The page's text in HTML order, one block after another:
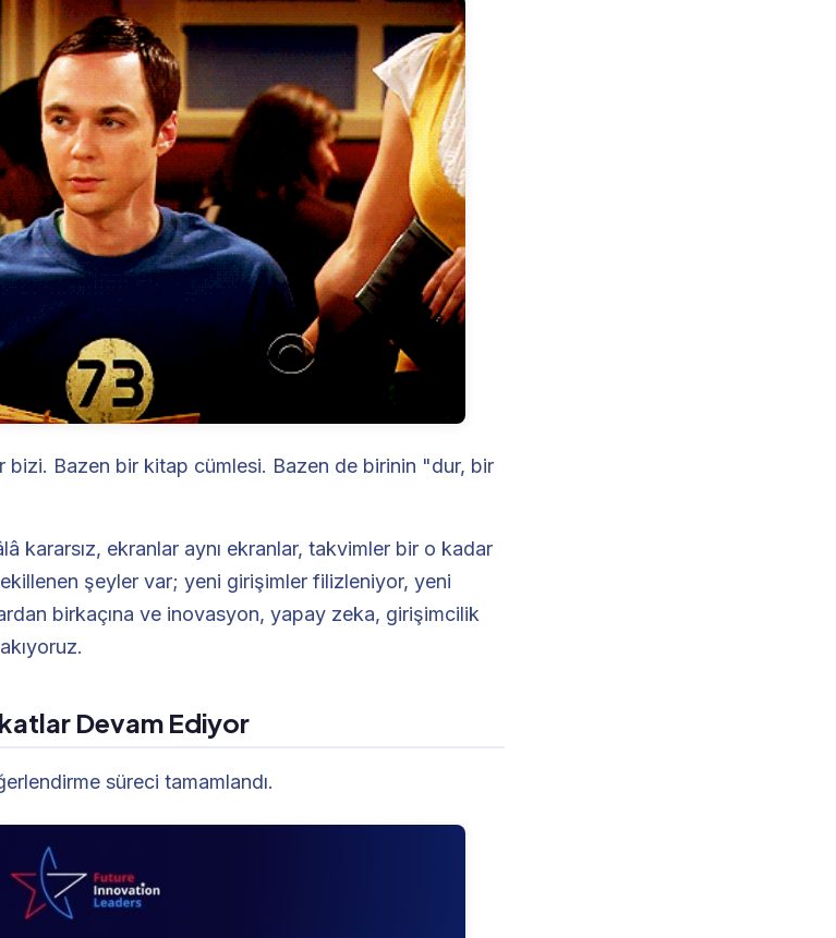
bizi. Bazen bir kitap cümlesi. Bazen de birinin "dur, bir
kararsız, ekranlar aynı ekranlar, takvimler bir o kadar
şeyler var; yeni girişimler filizleniyor, yeni
birkaçına ve inovasyon, yapay zeka, girişimcilik
Devam Ediyor
süreci tamamlandı.